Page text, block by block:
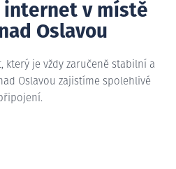
internet v místě
Oslavou
který je vždy zaručeně stabilní a
Oslavou zajistíme spolehlivé